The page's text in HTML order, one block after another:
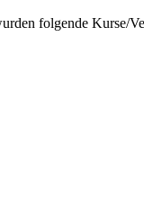
folgende Kurse/